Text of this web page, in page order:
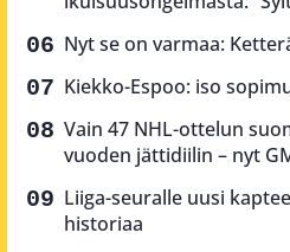
Nyt se on varmaa:
Kiekko-Espoo: iso
Vain 47 NHL-ottelun
vuoden jättidiilin – nyt
Liiga-seuralle uusi
historiaa